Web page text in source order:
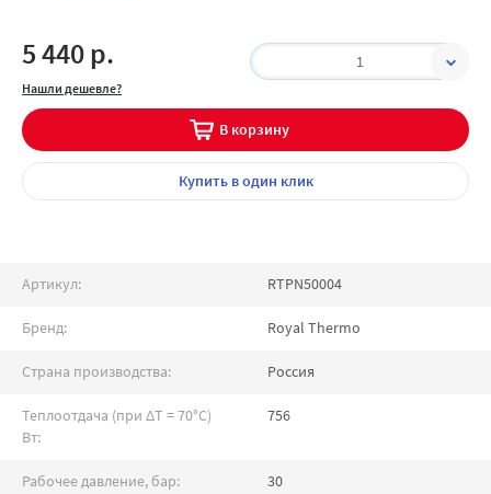
5 440 р.
Нашли дешевле?
1
В корзину
Купитьв один клик
Артикул: RTPN50004
Бренд: Royal Thermo
Страна производства: Россия
Теплоотдача (при ∆T = 70°C)
Вт:
756
Рабочее давление, бар: 30